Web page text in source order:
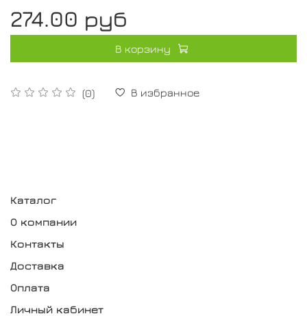
(0) В избранное
274.00 руб
В корзину
Каталог
О компании
Контакты
Доставка
Оплата
Личный кабинет